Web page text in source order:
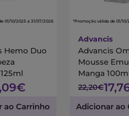
01/10/2025 a 31/07/2026
Hemo Duo
ao Carrinho
*Promoção válida de 01/
Advancis
Advancis
Mousse
Manga
22,20€
Adicionar ao